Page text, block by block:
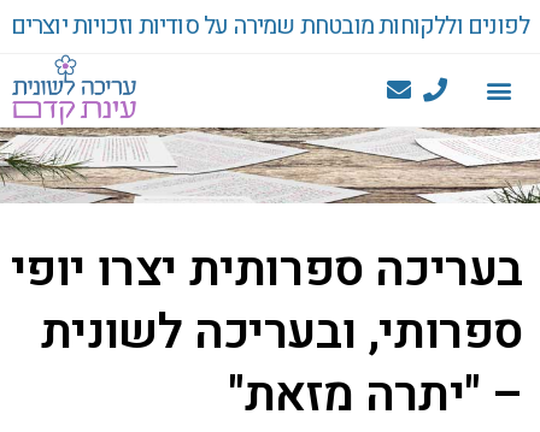
לפונים וללקוחות מובטחת שמירה על סודיות וזכויות יוצרים
בעריכה ספרותית יצרו יופי
ספרותי, ובעריכה לשונית
– "יתרה מזאת"